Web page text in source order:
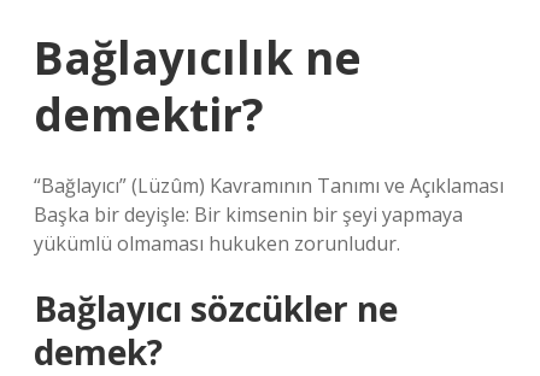
Bağlayıcılık ne
demektir?
“Bağlayıcı” (Lüzûm) Kavramının Tanımı ve Açıklaması
Başka bir deyişle: Bir kimsenin bir şeyi yapmaya
yükümlü olmaması hukuken zorunludur.
Bağlayıcı sözcükler ne
demek?